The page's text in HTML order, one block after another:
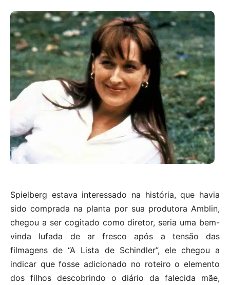
Spielberg estava interessado na história, que havia
sido comprada na planta por sua produtora Amblin,
chegou a ser cogitado como diretor, seria uma bem-
vinda lufada de ar fresco após a tensão das
filmagens de “A Lista de Schindler”, ele chegou a
indicar que fosse adicionado no roteiro o elemento
dos filhos descobrindo o diário da falecida mãe,